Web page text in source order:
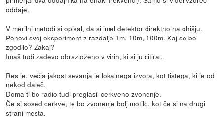
oddaje.
V merilni metodi si opisal, da si imel detektor direktno na ohišju.
Ponovi svoj eksperiment z razdalje 1m, 10m, 100m. Kaj se bo
zgodilo? Zakaj?
Imaš tudi zadevo obrazloženo v virih, ki si ju citiral.
Res je, večja jakost sevanja je lokalnega izvora, kot tistega, ki je od
nekod daleč.
Doma ti bo radio tudi preglasil cerkveno zvonenje.
Če si sosed cerkve, te bo zvonenje bolj motilo, kot če si na drugi
strani mesta.